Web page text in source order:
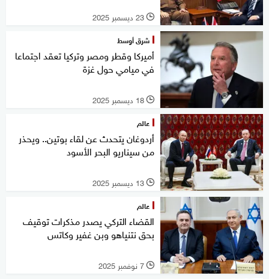
l 23 ديسمبر 2025
شرق أوسط
أميركا وقطر ومصر وتركيا تعقد اجتماعا
في ميامي حول غزة
l 18 ديسمبر 2025
عالم
أردوغان يتحدث عن لقاء بوتين.. ويحذر
من سيناريو البحر الأسود
l 13 ديسمبر 2025
عالم
القضاء التركي يصدر مذكرات توقيف
بحق نتنياهو وبن غفير وكاتس
l 7 نوفمبر 2025